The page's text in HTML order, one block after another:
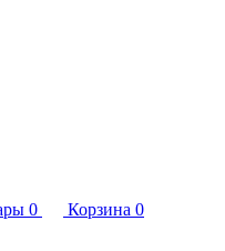
0 Корзина 0